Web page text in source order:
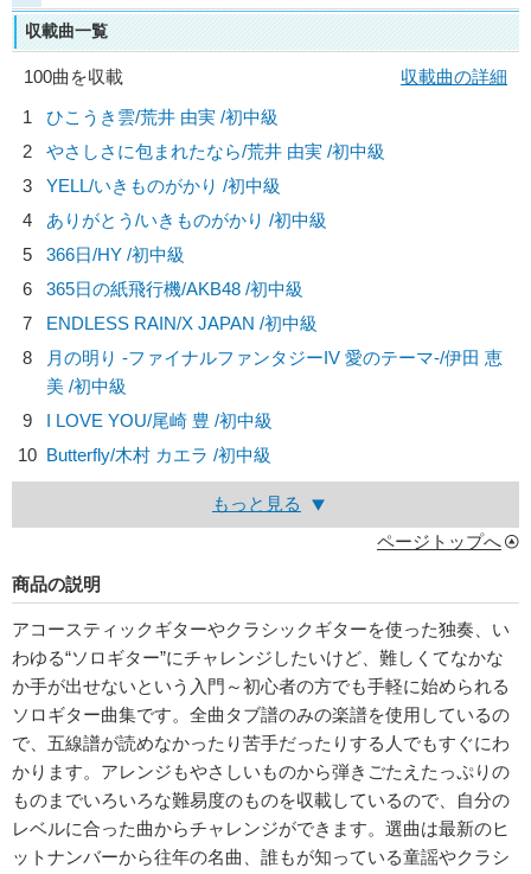
収載曲一覧
100曲を収載
収載曲の詳細
1
ひこうき雲/荒井 由実 /初中級
2
やさしさに包まれたなら/荒井 由実 /初中級
3
YELL/いきものがかり /初中級
4
ありがとう/いきものがかり /初中級
5
366日/HY /初中級
6
365日の紙飛行機/AKB48 /初中級
7
ENDLESS RAIN/X JAPAN /初中級
8
月の明り -ファイナルファンタジーIV 愛のテーマ-/伊田 恵
美 /初中級
9
I LOVE YOU/尾崎 豊 /初中級
10 Butterfly/木村 カエラ /初中級
もっと見る
ページトップへ
商品の説明
アコースティックギターやクラシックギターを使った独奏、い
わゆる“ソロギター”にチャレンジしたいけど、難しくてなかな
か手が出せないという入門～初心者の方でも手軽に始められる
ソロギター曲集です。全曲タブ譜のみの楽譜を使用しているの
で、五線譜が読めなかったり苦手だったりする人でもすぐにわ
かります。アレンジもやさしいものから弾きごたえたっぷりの
ものまでいろいろな難易度のものを収載しているので、自分の
レベルに合った曲からチャレンジができます。選曲は最新のヒ
ットナンバーから往年の名曲、誰もが知っている童謡やクラシ